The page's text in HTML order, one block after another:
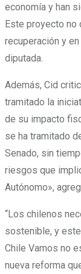
economía y han
Este proyecto no
recuperación y
diputada.
Además, Cid
tramitado la
de su impacto
se ha tramitado
Senado, sin
riesgos que
Autónomo»,
“Los chilenos
sostenible, y
Chile Vamos no
nueva reforma